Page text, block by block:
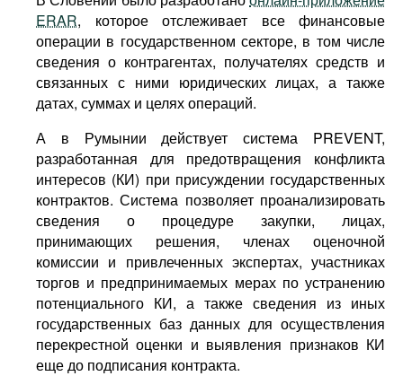
ERAR, которое отслеживает все финансовые
операции в государственном секторе, в том числе
сведения о контрагентах, получателях средств и
связанных с ними юридических лицах, а также
датах, суммах и целях операций.
А в Румынии действует система PREVENT,
разработанная для предотвращения конфликта
интересов (КИ) при присуждении государственных
контрактов. Система позволяет проанализировать
сведения о процедуре закупки, лицах,
принимающих решения, членах оценочной
комиссии и привлеченных экспертах, участниках
торгов и предпринимаемых мерах по устранению
потенциального КИ, а также сведения из иных
государственных баз данных для осуществления
перекрестной оценки и выявления признаков КИ
еще до подписания контракта.